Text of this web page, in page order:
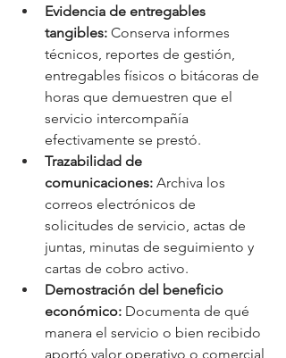
Evidencia de entregables
tangibles: Conserva informes
técnicos, reportes de gestión,
entregables físicos o bitácoras de
horas que demuestren que el
servicio intercompañía
efectivamente se prestó.
Trazabilidad de
comunicaciones: Archiva los
correos electrónicos de
solicitudes de servicio, actas de
juntas, minutas de seguimiento y
cartas de cobro activo.
Demostración del beneficio
económico: Documenta de qué
manera el servicio o bien recibido
aportó valor operativo o comercial